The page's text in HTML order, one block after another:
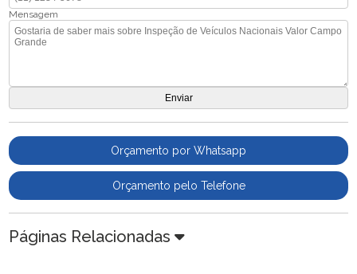
Mensagem
Orçamento por Whatsapp
Orçamento pelo Telefone
Páginas Relacionadas